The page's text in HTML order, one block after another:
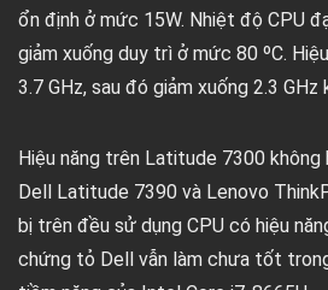
ổn định ở mức 15W. Nhiệt độ CPU
giảm xuống duy trì ở mức 80 ºC.
3.7 GHz, sau đó giảm xuống 2.3 GHz
Hiệu năng trên Latitude 7300
Dell Latitude 7390 và Lenovo
bị trên đều sử dụng CPU có hiệu
chứng tỏ Dell vẫn làm chưa tốt